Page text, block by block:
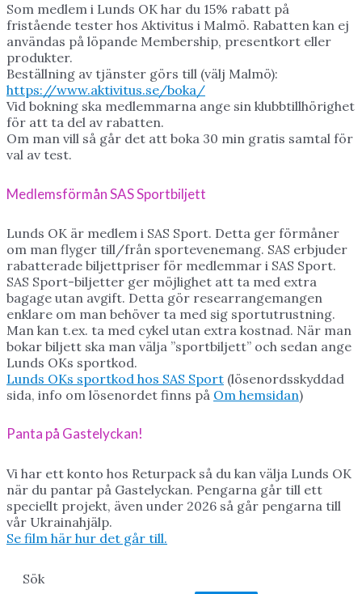
Som medlem i Lunds OK har du 15% rabatt på
fristående tester hos Aktivitus i Malmö. Rabatten kan ej
användas på löpande Membership, presentkort eller
produkter.
Beställning av tjänster görs till (välj Malmö):
https://www.aktivitus.se/boka/
Vid bokning ska medlemmarna ange sin klubbtillhörighet
för att ta del av rabatten.
Om man vill så går det att boka 30 min gratis samtal för
val av test.
Medlemsförmån SAS Sportbiljett
Lunds OK är medlem i SAS Sport. Detta ger förmåner
om man flyger till/från sportevenemang. SAS erbjuder
rabatterade biljettpriser för medlemmar i SAS Sport.
SAS Sport-biljetter ger möjlighet att ta med extra
bagage utan avgift. Detta gör researrangemangen
enklare om man behöver ta med sig sportutrustning.
Man kan t.ex. ta med cykel utan extra kostnad. När man
bokar biljett ska man välja ”sportbiljett” och sedan ange
Lunds OKs sportkod.
Lunds OKs sportkod hos SAS Sport (lösenordsskyddad
sida, info om lösenordet finns på Om hemsidan)
Panta på Gastelyckan!
Vi har ett konto hos Returpack så du kan välja Lunds OK
när du pantar på Gastelyckan. Pengarna går till ett
speciellt projekt, även under 2026 så går pengarna till
vår Ukrainahjälp.
Se film här hur det går till.
Sök